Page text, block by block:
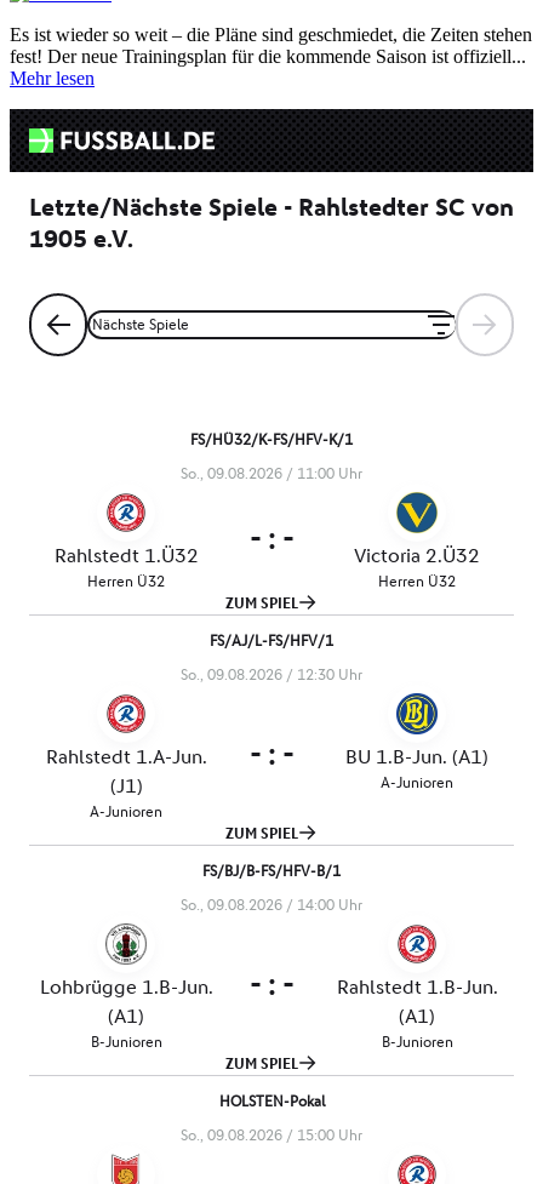
Es ist wieder so weit – die Pläne sind geschmiedet, die Zeiten stehen
fest! Der neue Trainingsplan für die kommende Saison ist offiziell...
Mehr lesen